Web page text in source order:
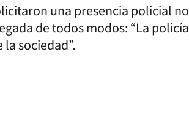
una presencia policial no
de todos modos: “La policía
sociedad”.